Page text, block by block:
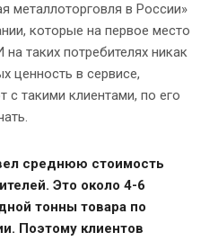
металлоторговля в России»
которые на первое место
таких потребителях никак
ценность в сервисе,
с такими клиентами, по его
среднюю стоимость
Это около 4-6
тонны товара по
Поэтому клиентов